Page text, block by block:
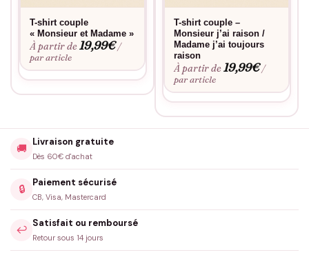
T-shirt couple
« Monsieur et Madame »
À partir de19,99€ /
par article
T-shirt couple –
Monsieur j’ai raison /
Madame j’ai toujours
raison
À partir de19,99€ /
par article
🚚
Livraison gratuite
Dès 60€ d'achat
🔒
Paiement sécurisé
CB, Visa, Mastercard
↩️
Satisfait ou remboursé
Retour sous 14 jours